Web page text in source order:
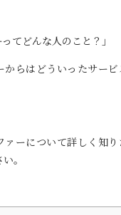
ってどんな人のこと？」
からはどういったサー
ァーについて詳しく知
。